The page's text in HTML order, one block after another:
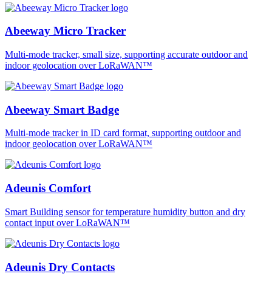
Abeeway Micro Tracker
Multi-mode tracker, small size, supporting accurate outdoor and
indoor geolocation over LoRaWAN™
Abeeway Smart Badge
Multi-mode tracker in ID card format, supporting outdoor and
indoor geolocation over LoRaWAN™
Adeunis Comfort
Smart Building sensor for temperature humidity button and dry
contact input over LoRaWAN™
Adeunis Dry Contacts